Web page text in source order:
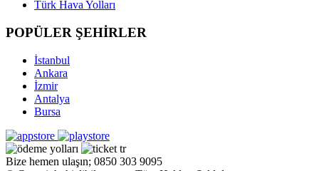
Türk Hava Yolları
POPÜLER ŞEHİRLER
İstanbul
Ankara
İzmir
Antalya
Bursa
Bize hemen ulaşın; 0850 303 9095